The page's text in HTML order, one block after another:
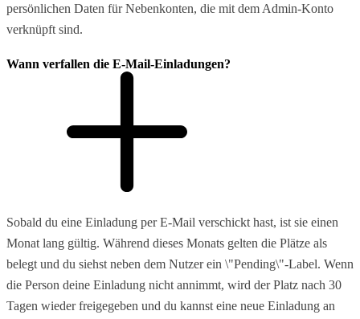
persönlichen Daten für Nebenkonten, die mit dem Admin-Konto
verknüpft sind.
Wann verfallen die E-Mail-Einladungen?
Sobald du eine Einladung per E-Mail verschickt hast, ist sie einen
Monat lang gültig. Während dieses Monats gelten die Plätze als
belegt und du siehst neben dem Nutzer ein \"Pending\"-Label. Wenn
die Person deine Einladung nicht annimmt, wird der Platz nach 30
Tagen wieder freigegeben und du kannst eine neue Einladung an